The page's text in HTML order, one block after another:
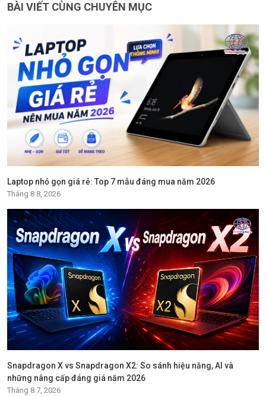
BÀI VIẾT CÙNG CHUYÊN MỤC
Laptop nhỏ gọn giá rẻ: Top 7 mẫu đáng mua năm 2026
Tháng 8 8, 2026
Snapdragon X vs Snapdragon X2: So sánh hiệu năng, AI và
những nâng cấp đáng giá năm 2026
Tháng 8 7, 2026